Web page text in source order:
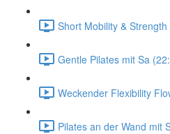
Short Mobility &
Gentle Pilates mit Sa
Weckender Flexibility
Pilates an der Wand mit